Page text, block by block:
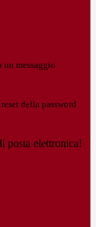
un messaggio
della password
posta elettronica!